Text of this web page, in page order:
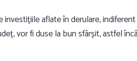
investițiile aflate în derulare,
vor fi duse la bun sfârșit, astfel